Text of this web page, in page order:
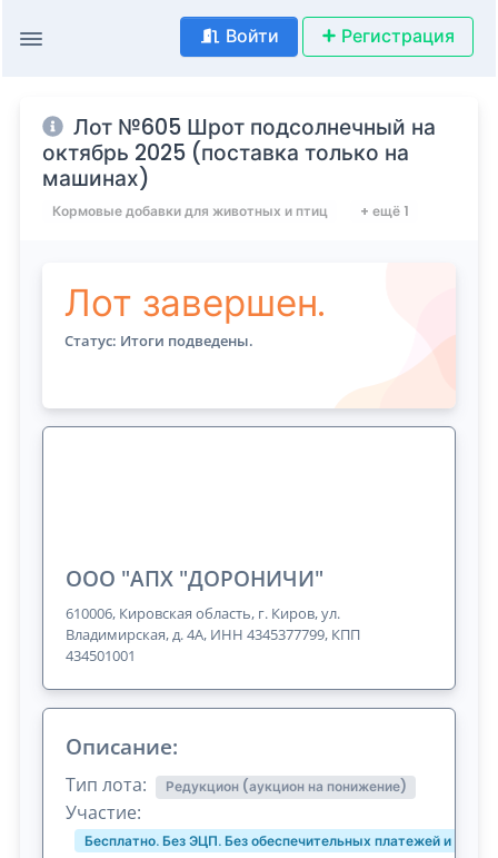
Войти Регистрация
Лот №605 Шрот подсолнечный на
октябрь 2025 (поставка только на
машинах)
Кормовые добавки для животных и птиц + ещё 1
Лот завершен.
Статус: Итоги подведены.
ООО "АПХ "ДОРОНИЧИ"
610006, Кировская область, г. Киров, ул.
Владимирская, д. 4А, ИНН 4345377799, КПП
434501001
Описание:
Тип лота: Редукцион (аукцион на понижение)
Участие:
Бесплатно. Без ЭЦП. Без обеспечительных платежей и